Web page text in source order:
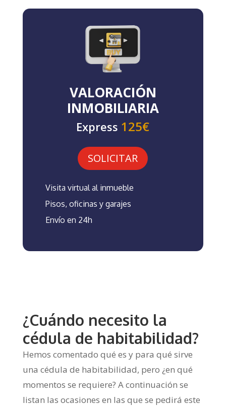
VALORACIÓN
INMOBILIARIA
Express 125€
SOLICITAR
Visita virtual al inmueble
Pisos, oficinas y garajes
Envío en 24h
¿Cuándo necesito la
cédula de habitabilidad?
Hemos comentado qué es y para qué sirve
una cédula de habitabilidad, pero ¿en qué
momentos se requiere? A continuación se
listan las ocasiones en las que se pedirá este